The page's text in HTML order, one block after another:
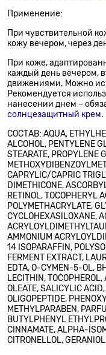
Применение:
При чувствительной
кожу вечером, через
При коже,
каждый день вечером,
движениями. Можно
Рекомендуется
нанесении днем –
солнцезащитный крем.
СОСТАВ: AQUA,
ALCOHOL, PENTYLENE
STEARATE, PROPYLENE
CAPRYLIC/CAPRIC
DIMETHICONE,
RETINOL, TOCOPHERYL
POLYMETHACRYLATE,
CYCLOHEXASILOXANE,
AMMONIUM
14 ISOPARAFFIN,
FERMENT EXTRACT,
EDTA, O-CYMEN-5-OL,
LECITHIN,
OLEATE, SALICYLIC
OLIGOPEPTIDE,
METHYLPARABEN,
BUTYLPHENYL
CINNAMATE, ALPHA-
CITRONELLOL,